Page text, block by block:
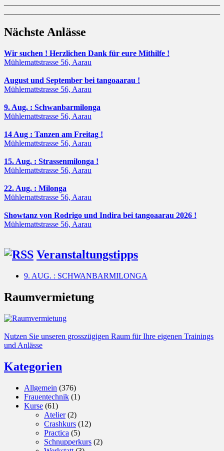
Nächste Anlässe
Wir suchen ! Herzlichen Dank für eure Mithilfe !
Mühlemattstrasse 56, Aarau
August und September bei tangoaarau !
Mühlemattstrasse 56, Aarau
9. Aug. : Schwanbarmilonga
Mühlemattstrasse 56, Aarau
14 Aug : Tanzen am Freitag !
Mühlemattstrasse 56, Aarau
15. Aug. : Strassenmilonga !
Mühlemattstrasse 56, Aarau
22. Aug. : Milonga
Mühlemattstrasse 56, Aarau
Showtanz von Rodrigo und Indira bei tangoaarau 2026 !
Mühlemattstrasse 56, Aarau
Veranstaltungstipps
9. AUG. : SCHWANBARMILONGA
Raumvermietung
Nutzen Sie unseren grosszügigen Raum für Ihre eigenen Trainings
und Anlässe
Kategorien
Allgemein (376)
Frauentechnik (1)
Kurse (61)
Atelier(2)
Crashkurs (12)
Practica (5)
Schnupperkurs (2)